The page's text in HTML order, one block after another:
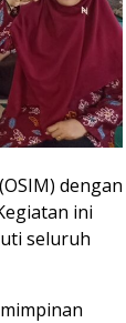
dengan
ini
seluruh